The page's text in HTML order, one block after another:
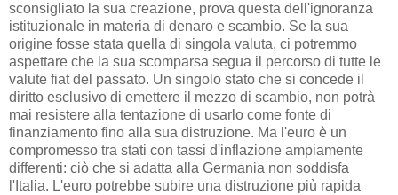
sconsigliato la sua creazione, prova questa dell'ignoranza
istituzionale in materia di denaro e scambio. Se la sua
origine fosse stata quella di singola valuta, ci potremmo
aspettare che la sua scomparsa segua il percorso di tutte le
valute fiat del passato. Un singolo stato che si concede il
diritto esclusivo di emettere il mezzo di scambio, non potrà
mai resistere alla tentazione di usarlo come fonte di
finanziamento fino alla sua distruzione. Ma l'euro è un
compromesso tra stati con tassi d'inflazione ampiamente
differenti: ciò che si adatta alla Germania non soddisfa
l'Italia. L'euro potrebbe subire una distruzione più rapida